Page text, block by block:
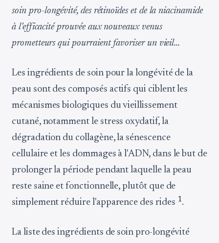
soin pro-longévité, des rétinoïdes et de la niacinamide
à l'efficacité prouvée aux nouveaux venus
prometteurs qui pourraient favoriser un vieil...
Les ingrédients de soin pour la longévité de la
peau sont des composés actifs qui ciblent les
mécanismes biologiques du vieillissement
cutané, notamment le stress oxydatif, la
dégradation du collagène, la sénescence
cellulaire et les dommages à l'ADN, dans le but de
prolonger la période pendant laquelle la peau
reste saine et fonctionnelle, plutôt que de
simplement réduire l'apparence des rides 1.
La liste des ingrédients de soin pro-longévité